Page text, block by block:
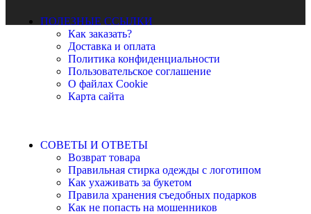
ПОЛЕЗНЫЕ ССЫЛКИ
Как заказать?
Доставка и оплата
Политика конфиденциальности
Пользовательское соглашение
О файлах Cookie
Карта сайта
СОВЕТЫ И ОТВЕТЫ
Возврат товара
Правильная стирка одежды с логотипом
Как ухаживать за букетом
Правила хранения съедобных подарков
Как не попасть на мошенников